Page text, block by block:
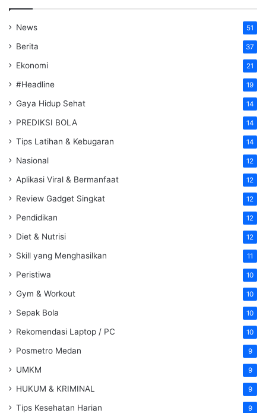
News 51
Berita 37
Ekonomi 21
#Headline 19
Gaya Hidup Sehat 14
PREDIKSI BOLA 14
Tips Latihan & Kebugaran 14
Nasional 12
Aplikasi Viral & Bermanfaat 12
Review Gadget Singkat 12
Pendidikan 12
Diet & Nutrisi 12
Skill yang Menghasilkan 11
Peristiwa 10
Gym & Workout 10
Sepak Bola 10
Rekomendasi Laptop / PC 10
Posmetro Medan 9
UMKM 9
HUKUM & KRIMINAL 9
Tips Kesehatan Harian 9